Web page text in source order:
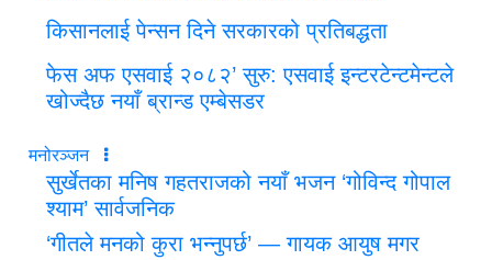
किसानलाई पेन्सन दिने सरकारको प्रतिबद्धता
फेस अफ एसवाई २०८२’ सुरु: एसवाई इन्टरटेन्टमेन्टले
खोज्दैछ नयाँ ब्रान्ड एम्बेसडर
मनोरञ्जन
सुर्खेतका मनिष गहतराजको नयाँ भजन ‘गोविन्द गोपाल
श्याम’ सार्वजनिक
‘गीतले मनको कुरा भन्नुपर्छ’ — गायक आयुष मगर